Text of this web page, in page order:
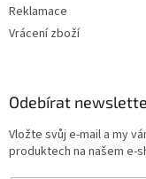
Reklamace
Vrácení zboží
Odebírat
Vložte svůj e-mail a my
produktech na našem e-